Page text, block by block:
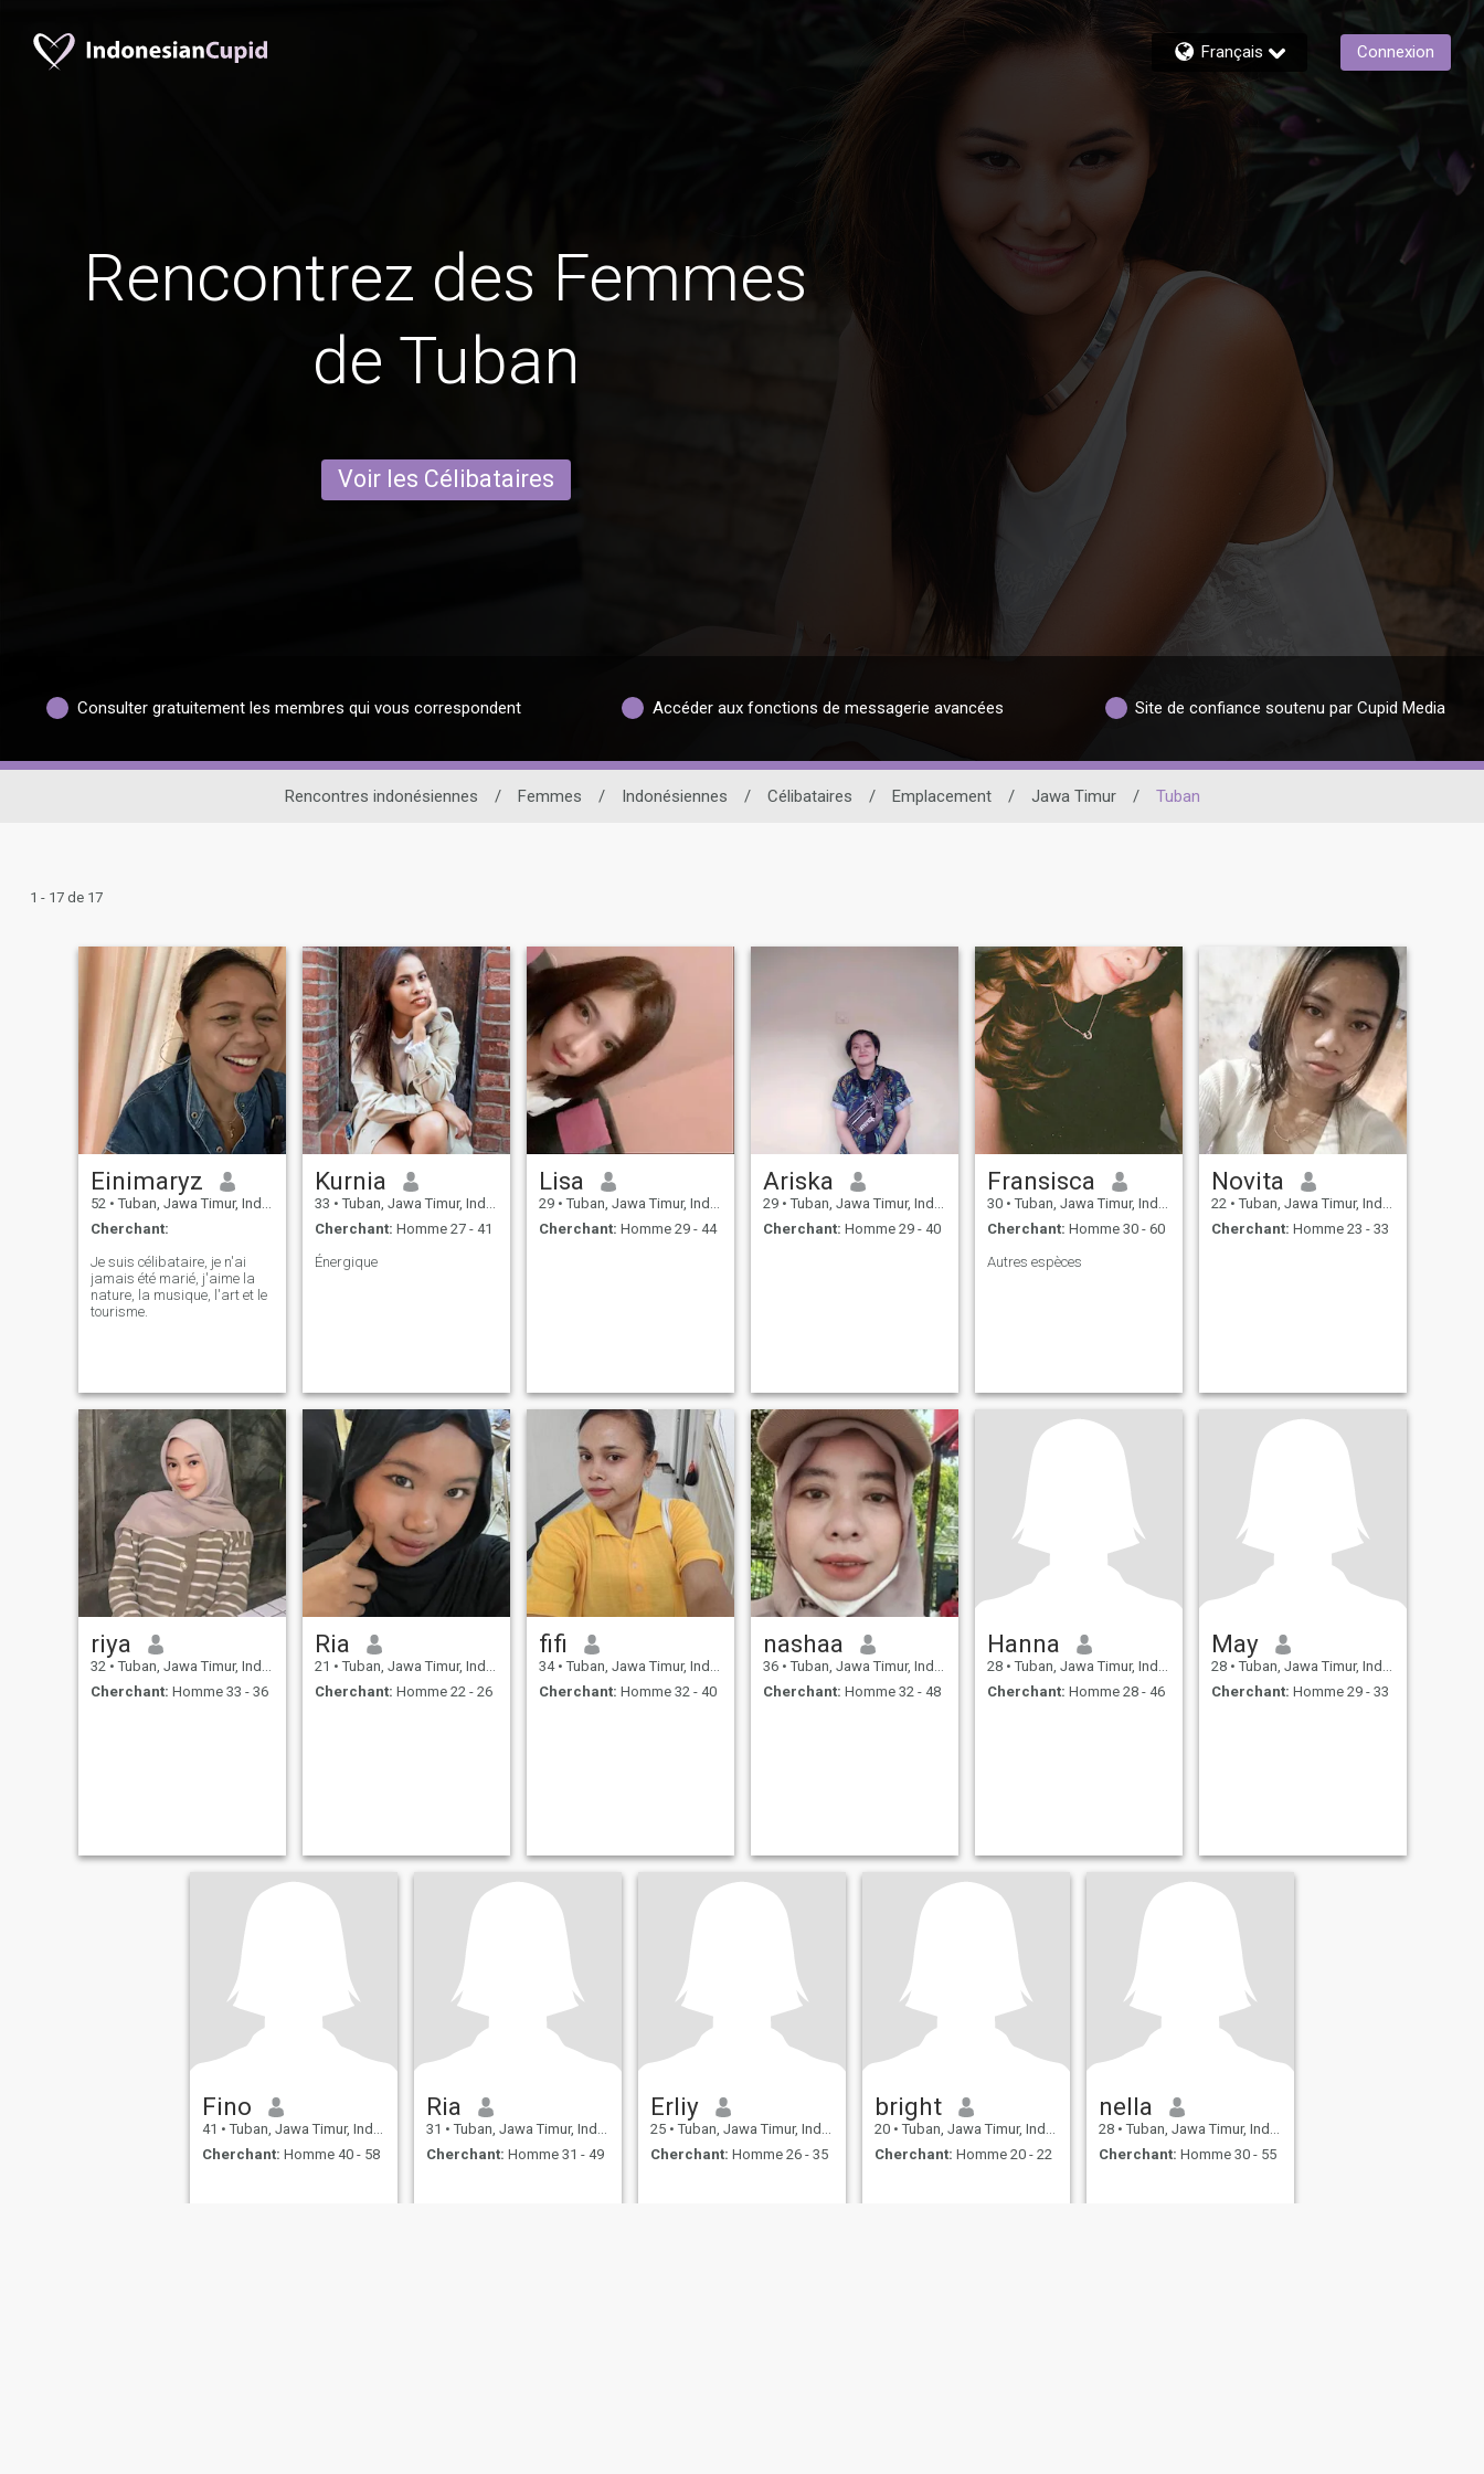
Français Connexion
Rencontrez des Femmes
de Tuban
Voir les Célibataires
Consulter gratuitement les membres qui vous correspondent Accéder aux fonctions de messagerie avancées Site de confiance soutenu par Cupid Media
Rencontres indonésiennes / Femmes / Indonésiennes / Célibataires / Emplacement / Jawa Timur / Tuban
1 - 17 de 17
Einimaryz
52 • Tuban, Jawa Timur, Indonésie
Cherchant:
Je suis célibataire, je n'ai
jamais été marié, j'aime la
nature, la musique, l'art et le
tourisme.
Kurnia
33 • Tuban, Jawa Timur, Indonésie
Cherchant: Homme 27 - 41
Énergique
Lisa
29 • Tuban, Jawa Timur, Indonésie
Cherchant: Homme 29 - 44
Ariska
29 • Tuban, Jawa Timur, Indonésie
Cherchant: Homme 29 - 40
Fransisca
30 • Tuban, Jawa Timur, Indonésie
Cherchant: Homme 30 - 60
Autres espèces
Novita
22 • Tuban, Jawa Timur, Indonésie
Cherchant: Homme 23 - 33
riya
32 • Tuban, Jawa Timur, Indonésie
Cherchant: Homme 33 - 36
Ria
21 • Tuban, Jawa Timur, Indonésie
Cherchant: Homme 22 - 26
fifi
34 • Tuban, Jawa Timur, Indonésie
Cherchant: Homme 32 - 40
nashaa
36 • Tuban, Jawa Timur, Indonésie
Cherchant: Homme 32 - 48
Hanna
28 • Tuban, Jawa Timur, Indonésie
Cherchant: Homme 28 - 46
May
28 • Tuban, Jawa Timur, Indonésie
Cherchant: Homme 29 - 33
Fino
41 • Tuban, Jawa Timur, Indonésie
Cherchant: Homme 40 - 58
Ria
31 • Tuban, Jawa Timur, Indonésie
Cherchant: Homme 31 - 49
Erliy
25 • Tuban, Jawa Timur, Indonésie
Cherchant: Homme 26 - 35
bright
20 • Tuban, Jawa Timur, Indonésie
Cherchant: Homme 20 - 22
nella
28 • Tuban, Jawa Timur, Indonésie
Cherchant: Homme 30 - 55